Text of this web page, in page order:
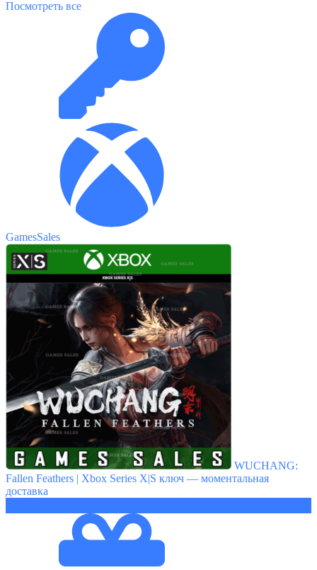
Посмотреть все
GamesSales
WUCHANG:
Fallen Feathers | Xbox Series X|S ключ — моментальная
доставка